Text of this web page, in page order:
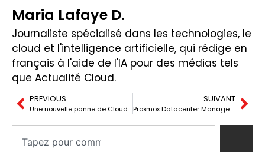
Maria Lafaye D.
Journaliste spécialisé dans les technologies, le
cloud et l'intelligence artificielle, qui rédige en
français à l'aide de l'IA pour des médias tels
que Actualité Cloud.
PREVIOUS
Une nouvelle panne de Cloudflare provoque des dysfonctionnements sur Zoom, Fortnite et d’autres services… tout en mettant à nouveau en évidence la fragilité d’Internet
SUIVANT
Proxmox Datacenter Manager 1.0 : le nouveau « centre de commandement » pour les environnements Proxmox chez Stackscale